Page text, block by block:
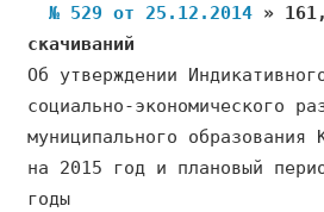
№ 529 от 25.12.2014 »
скачиваний
Об утверждении
социально-экономического
муниципального образования
на 2015 год и плановый
годы